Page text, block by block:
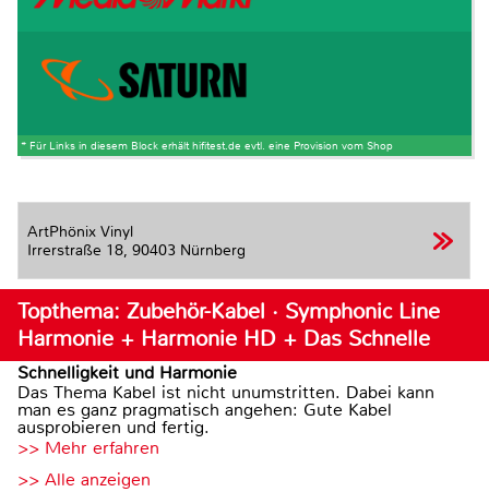
* Für Links in diesem Block erhält hifitest.de evtl. eine Provision vom Shop
ArtPhönix Vinyl
Irrerstraße 18, 90403 Nürnberg
Topthema: Zubehör-Kabel · Symphonic Line
Harmonie + Harmonie HD + Das Schnelle
Schnelligkeit und Harmonie
Das Thema Kabel ist nicht unumstritten. Dabei kann
man es ganz pragmatisch angehen: Gute Kabel
ausprobieren und fertig.
>> Mehr erfahren
>> Alle anzeigen